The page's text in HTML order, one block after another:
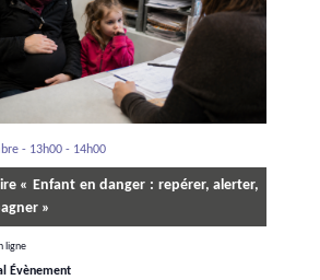
« Enfant en danger : repérer, alerter,
»
- 13h00- 14h00
ligne
Évènement